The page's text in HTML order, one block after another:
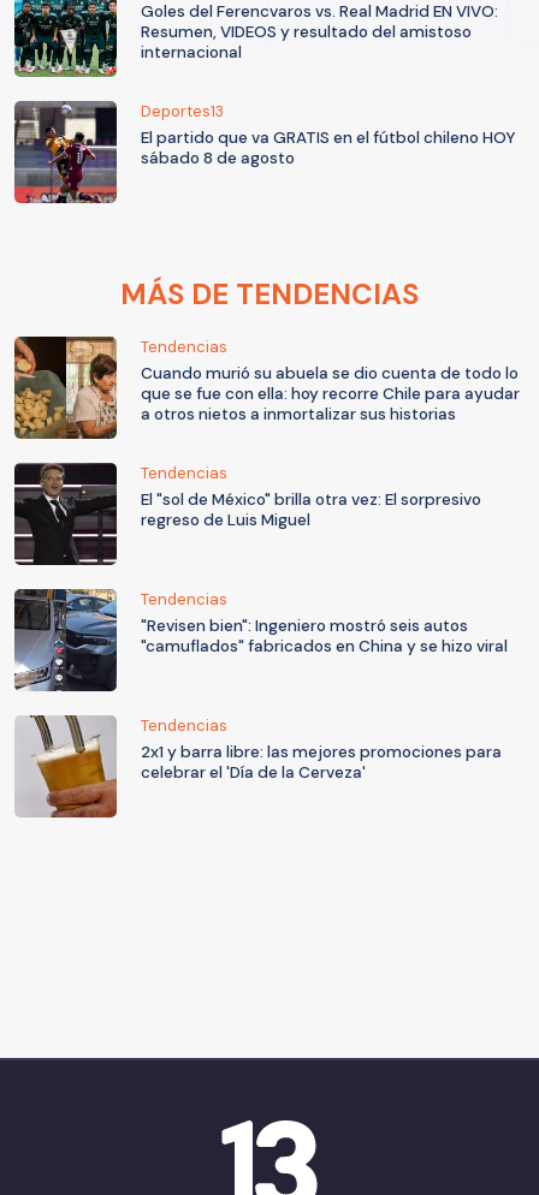
Goles del Ferencvaros vs. Real Madrid EN VIVO:
Resumen, VIDEOS y resultado del amistoso
internacional
Deportes13
El partido que va GRATIS en el fútbol chileno HOY
sábado 8 de agosto
MÁS DE TENDENCIAS
Tendencias
Cuando murió su abuela se dio cuenta de todo lo
que se fue con ella: hoy recorre Chile para ayudar
a otros nietos a inmortalizar sus historias
Tendencias
El "sol de México" brilla otra vez: El sorpresivo
regreso de Luis Miguel
Tendencias
"Revisen bien": Ingeniero mostró seis autos
"camuflados" fabricados en China y se hizo viral
Tendencias
2x1 y barra libre: las mejores promociones para
celebrar el 'Día de la Cerveza'